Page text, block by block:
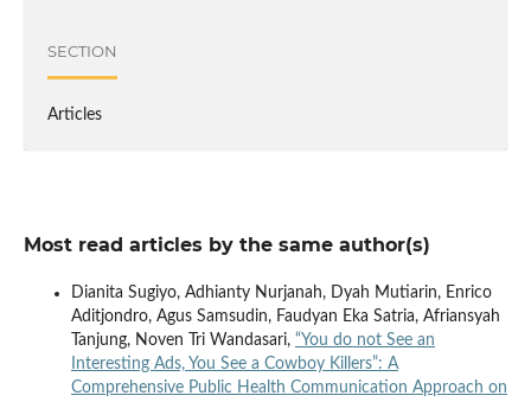
SECTION
Articles
Most read articles by the same author(s)
Dianita Sugiyo, Adhianty Nurjanah, Dyah Mutiarin, Enrico
Aditjondro, Agus Samsudin, Faudyan Eka Satria, Afriansyah
Tanjung, Noven Tri Wandasari, “You do not See an
Interesting Ads, You See a Cowboy Killers”: A
Comprehensive Public Health Communication Approach on